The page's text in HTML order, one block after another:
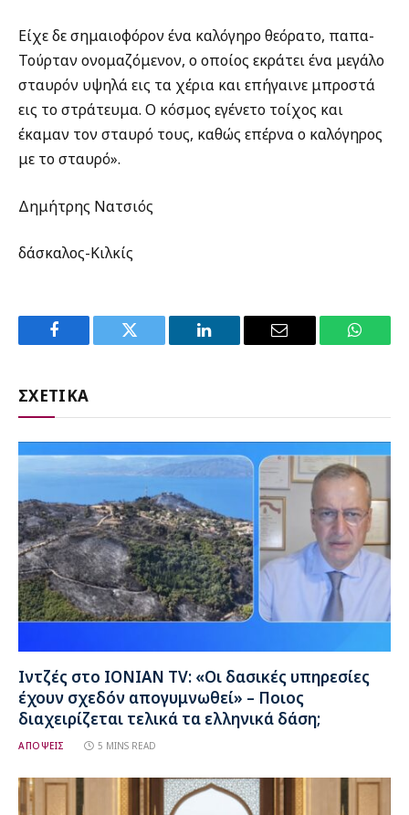
Είχε δε σημαιοφόρον ένα καλόγηρο θεόρατο, παπα-
Τούρταν ονομαζόμενον, ο οποίος εκράτει ένα μεγάλο
σταυρόν υψηλά εις τα χέρια και επήγαινε μπροστά
εις το στράτευμα. Ο κόσμος εγένετο τοίχος και
έκαμαν τον σταυρό τους, καθώς επέρνα ο καλόγηρος
με το σταυρό».
Δημήτρης Νατσιός
δάσκαλος-Κιλκίς
Facebook Twitter LinkedIn Email
ΣΧΕΤΙΚΑ
Ιντζές στο IONIAN TV: «Οι δασικές υπηρεσίες
έχουν σχεδόν απογυμνωθεί» – Ποιος
διαχειρίζεται τελικά τα ελληνικά δάση;
ΑΠΟΨΕΙΣ 5 MINS READ